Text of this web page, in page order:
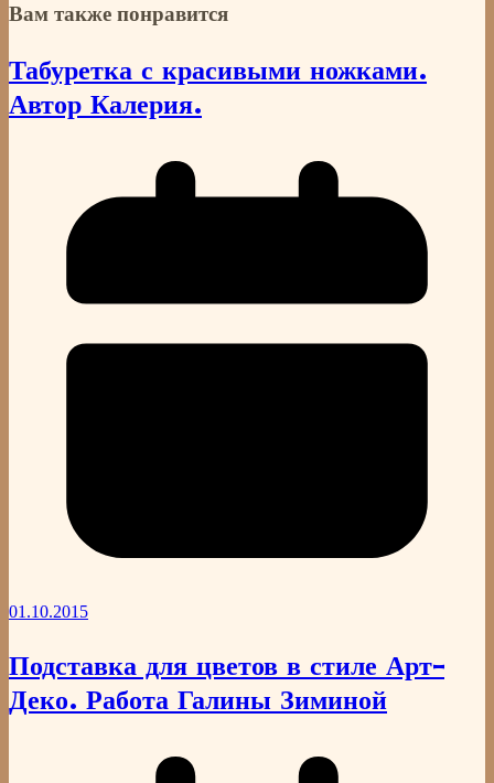
Вам также понравится
Табуретка с красивыми ножками.
Автор Калерия.
01.10.2015
Подставка для цветов в стиле Арт-
Деко. Работа Галины Зиминой